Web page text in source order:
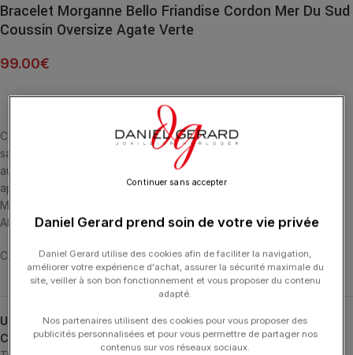
Bracelet Morganne Bello Friandise Cordon Mer Du Sud
Coussin Oversize Agate Verte
99.00€
Cette collection emblématique met les pierres fines en majesté,
sans griffe, ni serti, au contact de la peau. La taille en « coussin »
aux multiples facettes apporte douceur et élégance. L’Agate
apporte Force et Protection contre le Stress. BRACELET CORDON
MER DU SUD ET AGATE VERTE MULTI-FACETTÉE (7,94 CARATS)
ARGENT 925
CARATS) ARGENT 925
UGS :
1025X56A185
Catégories : Bracelets, Bracelets, Friandise, MORGANNE BELLO
Daniel Gerard prend soin de votre vie privée
Daniel Gerard utilise des cookies afin de faciliter la navigation,
améliorer votre expérience d'achat, assurer la sécurité maximale du
site, veiller à son bon fonctionnement et vous proposer du contenu
adapté.
Nos partenaires utilisent des cookies pour vous proposer des
publicités personnalisées et pour vous permettre de partager nos
contenus sur vos réseaux sociaux.
Continuer sans accepter